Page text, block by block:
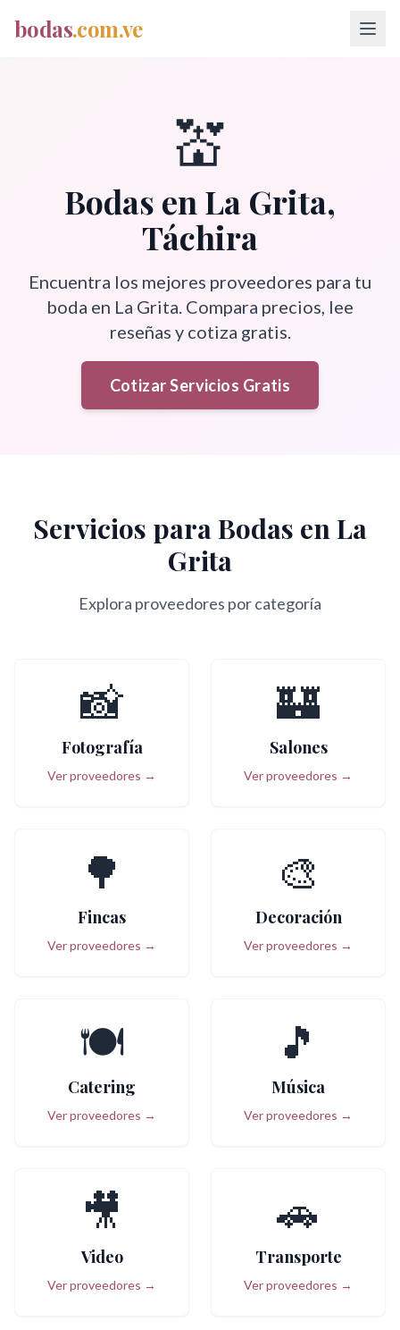
bodas.com.ve
💒
Bodas en La Grita,
Táchira
Encuentra los mejores proveedores para tu
boda en La Grita. Compara precios, lee
reseñas y cotiza gratis.
Cotizar Servicios Gratis
Servicios para Bodas enLa
Grita
Explora proveedores por categoría
📸
Fotografía
Ver proveedores →
🏰
Salones
Ver proveedores →
🌳
Fincas
Ver proveedores →
🎨
Decoración
Ver proveedores →
🍽️
Catering
Ver proveedores →
🎵
Música
Ver proveedores →
🎥
Video
Ver proveedores →
🚗
Transporte
Ver proveedores →